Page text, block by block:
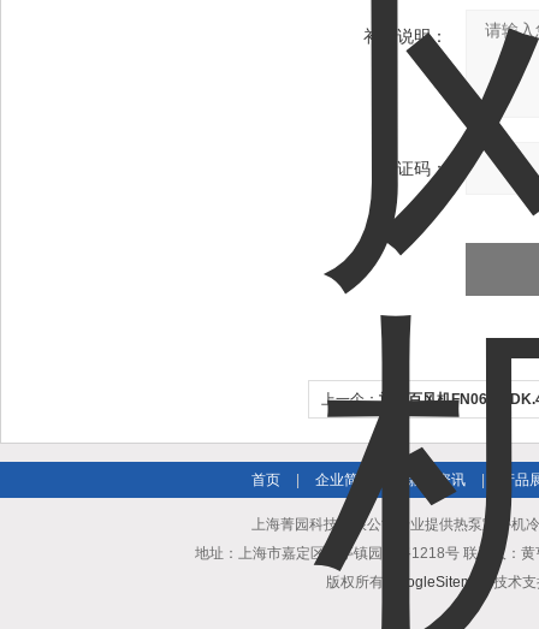
补充说明：
验证码：
上一个：施乐百风机FN063-
首页 企业简介 新闻资讯 产品
上海菁园科技有限公司专业提供热泵室外机
地址：上海市嘉定区安亭镇园区路1218号 联系人：
版权所有
GoogleSitemap 技术支